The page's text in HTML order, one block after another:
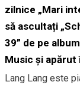
zilnice „Mari
să ascultați
39” de pe
Music și apărut
Lang Lang este